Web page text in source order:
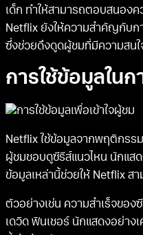
เด็ก ทำให้สามารถตอบสนอง
Netflix ยังให้ความสำคัญกับก
ซึ่งช่วยดึงดูดผู้ชมที่มีความสนใ
การใช้ข้อมูลใน
Netflix ใช้ข้อมูลจากพฤติกรร
ผู้ชมชอบดูซีรีส์แนวไหน นักแส
ข้อมูลเหล่านี้ช่วยให้ Netflix ส
ตัวอย่างเช่น ความสำเร็จขอ
เดวิด ฟินเชอร์ นักแสดงอย่าง